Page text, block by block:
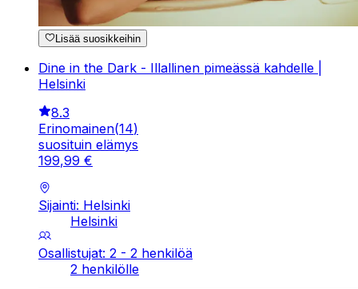
Lisää suosikkeihin
Dine in the Dark - Illallinen pimeässä kahdelle |
Helsinki
8.3
Erinomainen(14)
suosituin elämys
199,99 €
Sijainti: Helsinki
Helsinki
Osallistujat: 2 - 2 henkilöä
2 henkilölle